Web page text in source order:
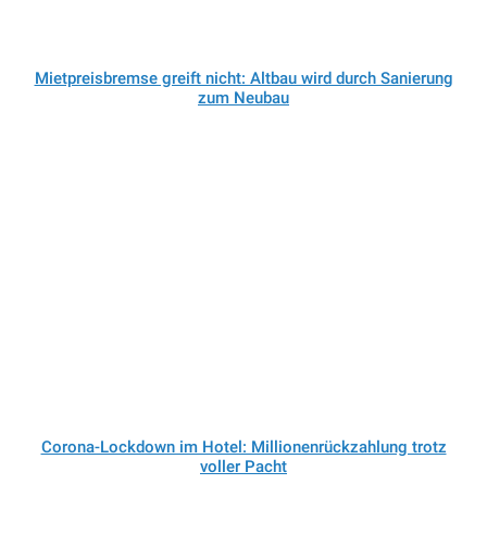
Mietpreisbremse greift nicht: Altbau wird durch Sanierung
zum Neubau
Corona-Lockdown im Hotel: Millionenrückzahlung trotz
voller Pacht